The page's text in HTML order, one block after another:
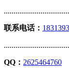
联系电话：
QQ： 2625464760